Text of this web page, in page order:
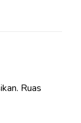
Ruas